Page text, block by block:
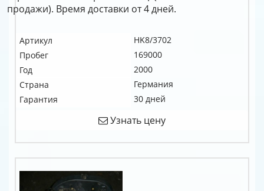
продажи). Время доставки от 4 дней.
Артикул
HK8/3702
Пробег
169000
Год
2000
Страна
Германия
Гарантия
30 дней
Узнать цену